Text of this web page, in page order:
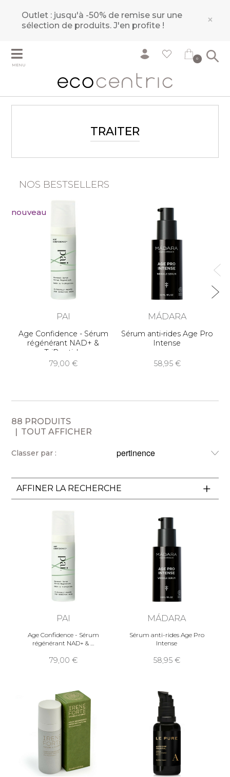
Outlet : jusqu'à -50% de remise sur une
sélection de produits.J'en profite ! ×
MENU
0
TRAITER
NOS BESTSELLERS
nouveau
PAI
Age Confidence - Sérum
régénérant NAD+ &
TriPeptide
79,00
MÁDARA
Sérum anti-rides Age Pro
Intense
58,95
88 PRODUITS
TOUT AFFICHER
Classer par :
AFFINER LA RECHERCHE
PAI
Age Confidence - Sérum
régénérant NAD+ &
79,00
MÁDARA
Sérum anti-rides Age Pro
Intense
58,95